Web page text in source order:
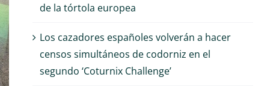
de la tórtola europea
Los cazadores españoles volverán a hacer
censos simultáneos de codorniz en el
segundo ‘Coturnix Challenge’